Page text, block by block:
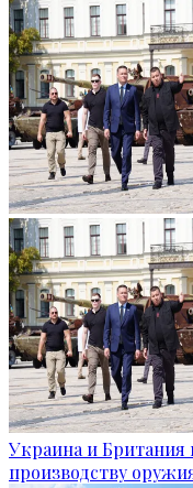
Украина и Британия
производству